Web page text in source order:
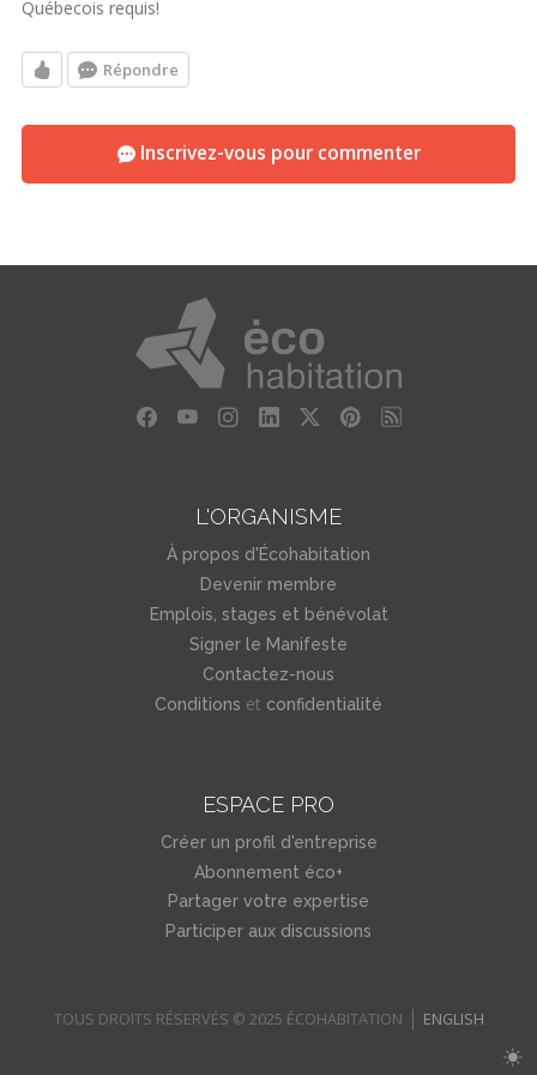
Québecois requis!
Répondre
Inscrivez-vous pour commenter
L'ORGANISME
À propos d'Écohabitation
Devenir membre
Emplois, stages et bénévolat
Signer le Manifeste
Contactez-nous
Conditions et confidentialité
ESPACE PRO
Créer un profil d'entreprise
Abonnement éco+
Partager votre expertise
Participer aux discussions
TOUS DROITS RÉSERVÉS © 2025 ÉCOHABITATION ENGLISH